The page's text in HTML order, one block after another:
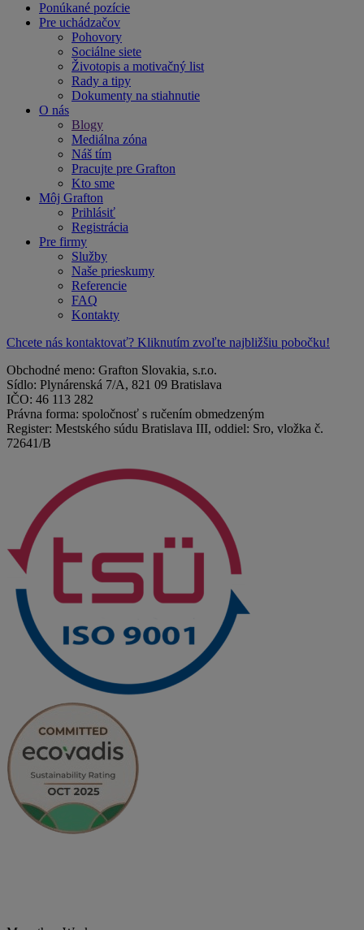
Ponúkané pozície
Pre uchádzačov
Pohovory
Sociálne siete
Životopis a motivačný list
Rady a tipy
Dokumenty na stiahnutie
O nás
Blogy
Mediálna zóna
Náš tím
Pracujte pre Grafton
Kto sme
Môj Grafton
Prihlásiť
Registrácia
Pre firmy
Služby
Naše prieskumy
Referencie
FAQ
Kontakty
Chcete nás kontaktovať? Kliknutím zvoľte najbližšiu pobočku!
Obchodné meno: Grafton Slovakia, s.r.o.
Sídlo: Plynárenská 7/A, 821 09 Bratislava
IČO: 46 113 282
Právna forma: spoločnosť s ručením obmedzeným
Register: Mestského súdu Bratislava III, oddiel: Sro, vložka č.
72641/B